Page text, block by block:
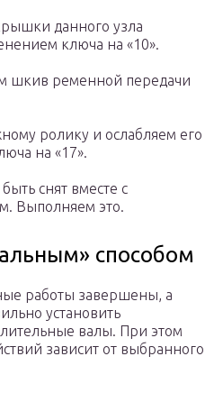
данного узла
ключа на «10».
шкив ременной передачи
ролику и ослабляем его
на «17».
снят вместе с
Выполняем это.
способом
работы завершены, а
установить
валы. При этом
зависит от выбранного